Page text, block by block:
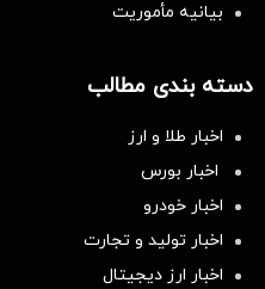
بیانیه مأموریت
دسته بندی مطالب
اخبار طلا و ارز
اخبار بورس
اخبار خودرو
اخبار تولید و تجارت
اخبار ارز دیجیتال